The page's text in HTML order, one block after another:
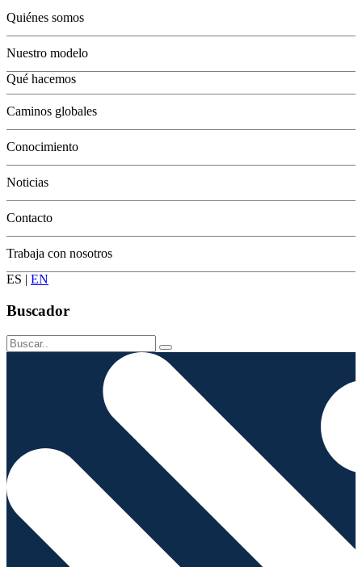
Quiénes somos
Nuestro modelo
Qué hacemos
Jóvenes
Adultos
Grandes
Conservación
Caminos globales
Conocimiento
Noticias
Contacto
Trabaja con nosotros
ES | EN
Buscador